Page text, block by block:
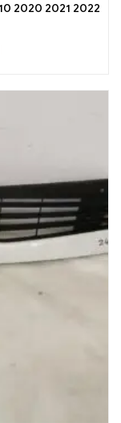
2020 2021 2022